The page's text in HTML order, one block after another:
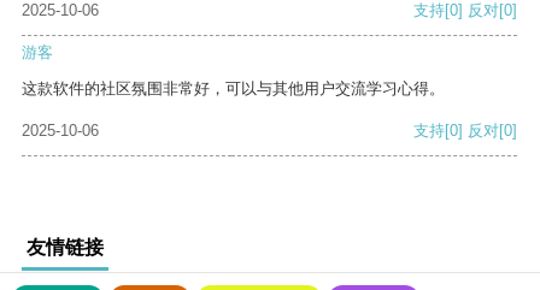
2025-10-06 支持[0] 反对[0]
游客
这款软件的社区氛围非常好，可以与其他用户交流学习心得。
2025-10-06 支持[0] 反对[0]
友情链接